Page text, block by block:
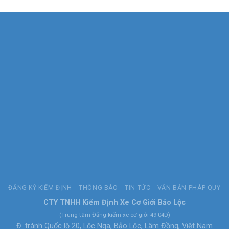
ĐĂNG KÝ KIỂM ĐỊNH THÔNG BÁO TIN TỨC VĂN BẢN PHÁP QUY
CTY TNHH Kiểm Định Xe Cơ Giới Bảo Lộc
(Trung tâm Đăng kiểm xe cơ giới 49-04D)
Đ. tránh Quốc lộ 20, Lộc Nga, Bảo Lộc, Lâm Đồng, Việt Nam